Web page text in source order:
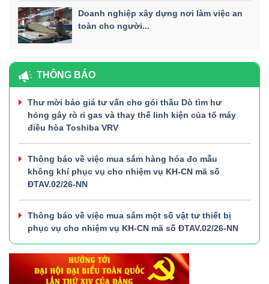
Doanh nghiệp xây dựng nơi làm việc an
toàn cho người...
THÔNG BÁO
Thư mời báo giá tư vấn cho gói thầu Dò tìm hư
hỏng gây rò rỉ gas và thay thế linh kiện của tổ máy
điều hòa Toshiba VRV
Thông báo về việc mua sắm hàng hóa đo mẫu
không khí phục vụ cho nhiệm vụ KH-CN mã số
ĐTAV.02/26-NN
Thông báo về việc mua sắm một số vật tư thiết bị
phục vụ cho nhiệm vụ KH-CN mã số ĐTAV.02/26-NN